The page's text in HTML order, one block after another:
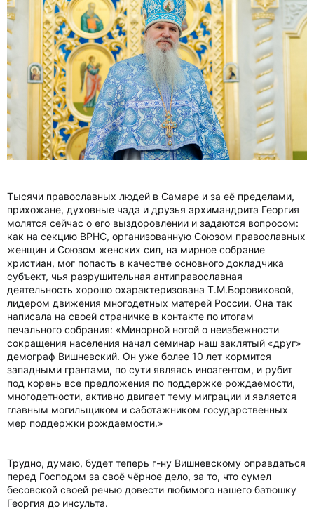
Тысячи православных людей в Самаре и за её пределами,
прихожане, духовные чада и друзья архимандрита Георгия
молятся сейчас о его выздоровлении и задаются вопросом:
как на секцию ВРНС, организованную Союзом православных
женщин и Союзом женских сил, на мирное собрание
христиан, мог попасть в качестве основного докладчика
субъект, чья разрушительная антиправославная
деятельность хорошо охарактеризована Т.М.Боровиковой,
лидером движения многодетных матерей России. Она так
написала на своей страничке в контакте по итогам
печального собрания: «Минорной нотой о неизбежности
сокращения населения начал семинар наш заклятый «друг»
демограф Вишневский. Он уже более 10 лет кормится
западными грантами, по сути являясь иноагентом, и рубит
под корень все предложения по поддержке рождаемости,
многодетности, активно двигает тему миграции и является
главным могильщиком и саботажником государственных
мер поддержки рождаемости.»
Трудно, думаю, будет теперь г-ну Вишневскому оправдаться
перед Господом за своё чёрное дело, за то, что сумел
бесовской своей речью довести любимого нашего батюшку
Георгия до инсульта.